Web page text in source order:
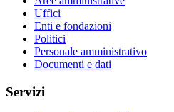
Uffici
Enti e fondazioni
Politici
Personale amministrativo
Documenti e dati
Servizi